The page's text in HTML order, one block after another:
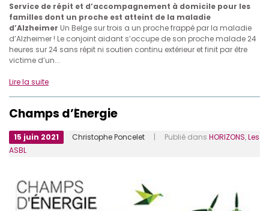
Service de répit et d’accompagnement à domicile pour les
familles dont un proche est atteint de la maladie
d’Alzheimer Un Belge sur trois a un proche frappé par la maladie
d’Alzheimer ! Le conjoint aidant s’occupe de son proche malade 24
heures sur 24 sans répit ni soutien continu extérieur et finit par être
victime d’un...
Lire la suite
Champs d’Énergie
15 juin 2021 Christophe Poncelet | Publié dans HORIZONS,Les
ASBL